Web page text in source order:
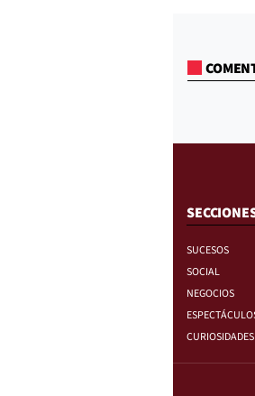
SUCESOS
SOCIAL
NEGOCIOS
CURIOSIDADES